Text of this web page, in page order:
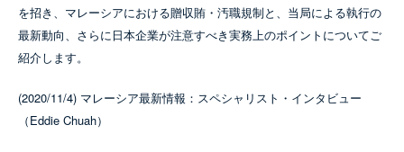
を招き、マレーシアにおける贈収賄・汚職規制と、当局による執行の
最新動向、さらに日本企業が注意すべき実務上のポイントについてご
紹介します。
(2020/11/4) マレーシア最新情報：スペシャリスト・インタビュー
（Eddie Chuah）